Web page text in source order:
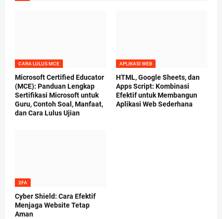
CARA LULUS MCE
Microsoft Certified Educator
(MCE): Panduan Lengkap
Sertifikasi Microsoft untuk
Guru, Contoh Soal, Manfaat,
dan Cara Lulus Ujian
APLIKASI WEB
HTML, Google Sheets, dan
Apps Script: Kombinasi
Efektif untuk Membangun
Aplikasi Web Sederhana
2FA
Cyber Shield: Cara Efektif
Menjaga Website Tetap
Aman